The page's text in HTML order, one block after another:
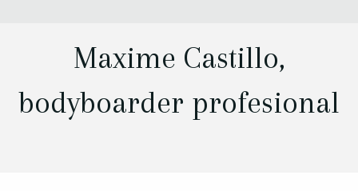
Maxime Castillo,
bodyboarder profesional